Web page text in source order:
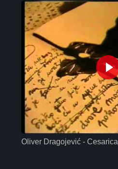
Oliver Dragojević - Cesarica